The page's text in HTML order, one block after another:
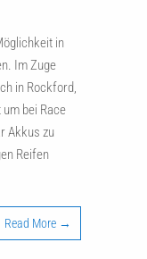
in
Im Zuge
in Rockford,
bei Race
Akkus zu
Reifen
Read More →